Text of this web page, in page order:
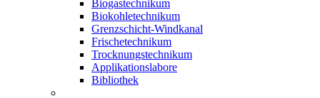
Biogastechnikum
Biokohletechnikum
Grenzschicht-Windkanal
Frischetechnikum
Trocknungstechnikum
Applikationslabore
Bibliothek